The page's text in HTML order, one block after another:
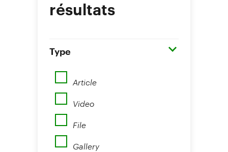
résultats
Type
Article
Video
File
Gallery